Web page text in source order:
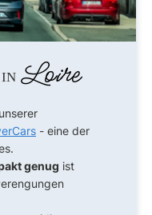
IN Loire
- eine der
genug ist